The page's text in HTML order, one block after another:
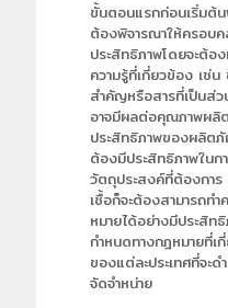
ขั้นตอนแรกก่อนเริ่มต้
ต้องพิจารณาให้ครอบ
ประสิทธิภาพโดยจะต้อ
ความรู้ที่เกี่ยวข้อง เช่
สำคัญหรือสารที่เป็นส่
อาจมีผลต่อคุณภาพผลิ
ประสิทธิภาพของผลิต
ต้องมีประสิทธิภาพในก
วัตถุประสงค์ที่ต้องการ
เชื้อก็จะต้องสามารถทำ
หมายได้อย่างมีประสิ
กำหนดทางกฎหมายที่
ของแต่ละประเทศที่จะ
จัดจำหน่าย